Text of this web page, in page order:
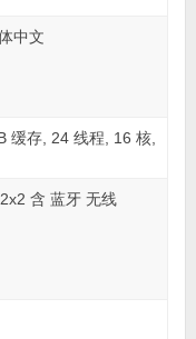
中文
缓存, 24 线程, 16 核,
含 蓝牙 无线